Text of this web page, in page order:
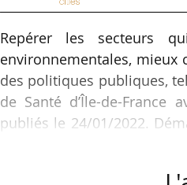
Repérer les secteurs
environnementales, mieux
des politiques publiques,
de Santé d’Île-de-France
publiés le 24/01/2022.